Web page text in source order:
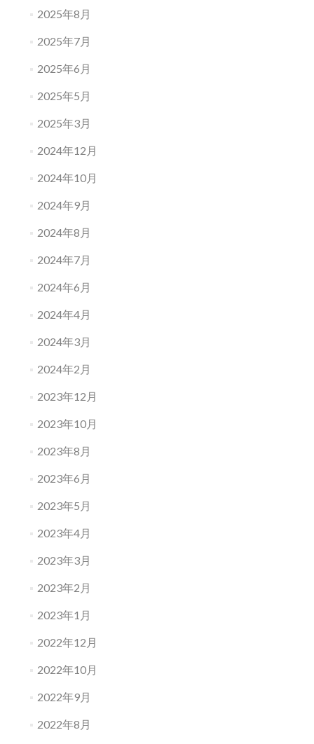
2025年8月
2025年7月
2025年6月
2025年5月
2025年3月
2024年12月
2024年10月
2024年9月
2024年8月
2024年7月
2024年6月
2024年4月
2024年3月
2024年2月
2023年12月
2023年10月
2023年8月
2023年6月
2023年5月
2023年4月
2023年3月
2023年2月
2023年1月
2022年12月
2022年10月
2022年9月
2022年8月